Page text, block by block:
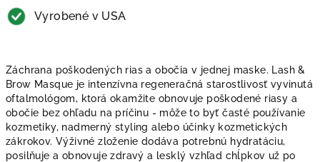
Vyrobené v USA
Záchrana poškodených rias a obočia v jednej maske. Lash &
Brow Masque je intenzívna regeneračná starostlivosť vyvinutá
oftalmológom, ktorá okamžite obnovuje poškodené riasy a
obočie bez ohľadu na príčinu - môže to byť časté používanie
kozmetiky, nadmerný styling alebo účinky kozmetických
zákrokov. Výživné zloženie dodáva potrebnú hydratáciu,
posilňuje a obnovuje zdravý a lesklý vzhľad chĺpkov už po